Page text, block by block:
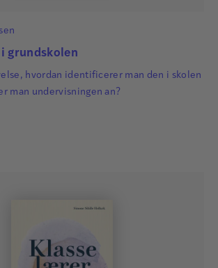
i grundskolen
hvordan identificerer man den i skolen
man undervisningen an?